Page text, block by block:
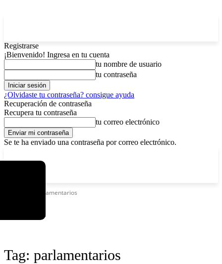
Registrarse
¡Bienvenido! Ingresa en tu cuenta
tu nombre de usuario
tu contraseña
¿Olvidaste tu contraseña? consigue ayuda
Recuperación de contraseña
Recupera tu contraseña
tu correo electrónico
Se te ha enviado una contraseña por correo electrónico.
Parlamentarios
Tag: parlamentarios